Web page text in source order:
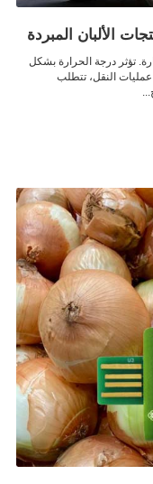
تؤثر درجة الحرارة بشكل
النقل، تتطلب